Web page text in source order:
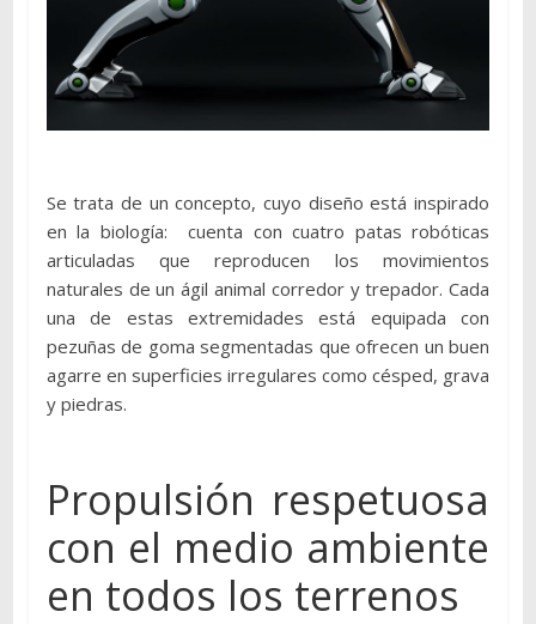
Se trata de un concepto, cuyo diseño está inspirado
en la biología: cuenta con cuatro patas robóticas
articuladas que reproducen los movimientos
naturales de un ágil animal corredor y trepador. Cada
una de estas extremidades está equipada con
pezuñas de goma segmentadas que ofrecen un buen
agarre en superficies irregulares como césped, grava
y piedras.
Propulsión respetuosa
con el medio ambiente
en todos los terrenos